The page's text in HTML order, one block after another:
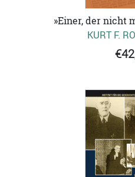
»Einer, der nicht
KURT F.